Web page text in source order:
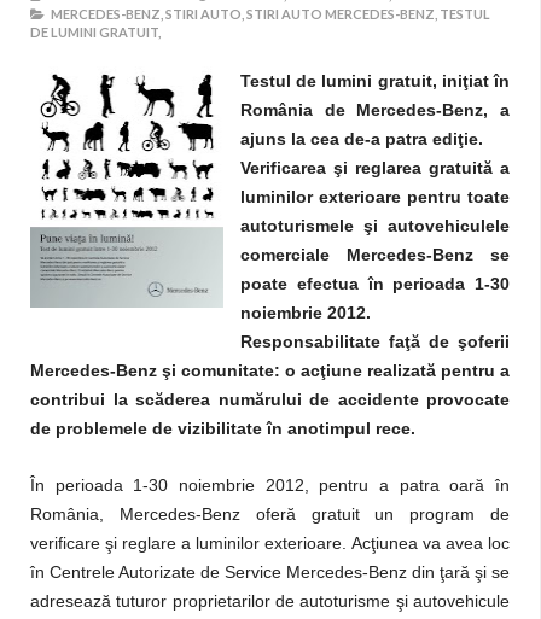
MERCEDES-BENZ, STIRI AUTO, STIRI AUTO MERCEDES-BENZ, TESTUL
DE LUMINI GRATUIT,
Testul de lumini gratuit, iniţiat în
România de Mercedes-Benz, a
ajuns la cea de-a patra ediţie.
Verificarea şi reglarea gratuită a
luminilor exterioare pentru toate
autoturismele şi autovehiculele
comerciale Mercedes-Benz se
poate efectua în perioada 1-30
noiembrie 2012.
Responsabilitate faţă de şoferii
Mercedes-Benz şi comunitate: o acţiune realizată pentru a
contribui la scăderea numărului de accidente provocate
de problemele de vizibilitate în anotimpul rece.
În perioada 1-30 noiembrie 2012, pentru a patra oară în
România, Mercedes-Benz oferă gratuit un program de
verificare şi reglare a luminilor exterioare. Acţiunea va avea loc
în Centrele Autorizate de Service Mercedes-Benz din ţară şi se
adresează tuturor proprietarilor de autoturisme şi autovehicule